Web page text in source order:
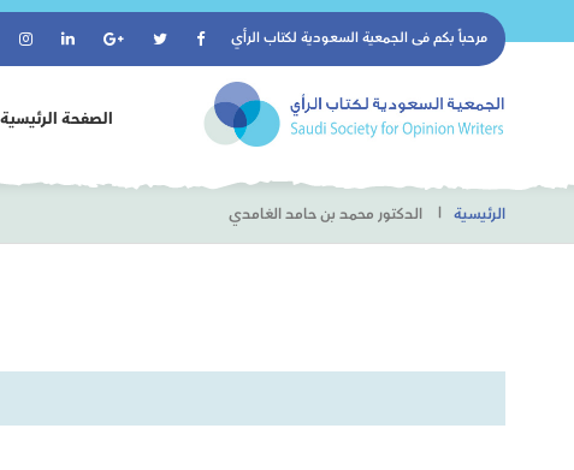
مرحباً بكم فىالجمعية السعودية لكتاب الرأي
الصفحة الرئيسية
الرئيسية الدكتور محمد بن حامد الغامدي